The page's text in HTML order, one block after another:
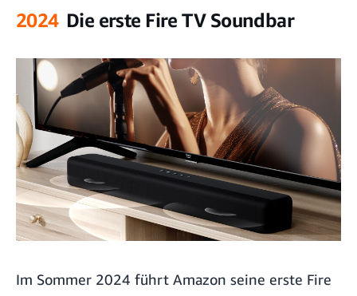
2024 Die erste Fire TV Soundbar
Im Sommer 2024 führt Amazon seine erste Fire